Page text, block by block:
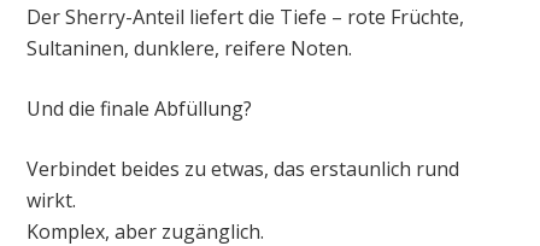
Der Sherry-Anteil liefert die Tiefe – rote Früchte,
Sultaninen, dunklere, reifere Noten.
Und die finale Abfüllung?
Verbindet beides zu etwas, das erstaunlich rund
wirkt.
Komplex, aber zugänglich.